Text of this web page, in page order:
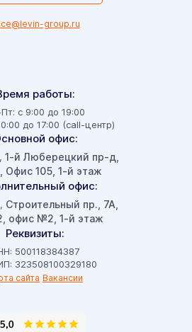
работы:
с 9:00 до 19:00
до 17:00 (call-центр)
офис:
1-й Люберецкий пр-д,
Офис 105, 1-й этаж
офис:
, Строительный пр., 7А,
офис №2, 1-й этаж
Реквизиты:
500118384387
323508100329180
сайта Вакансии
group.ru